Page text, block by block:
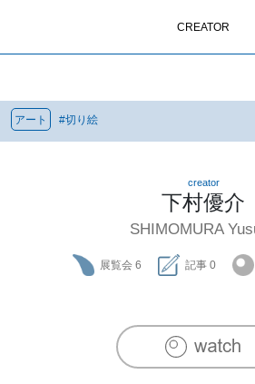
CREATOR
アート #切り絵
creator
下村優介
SHIMOMURA
展覧会 6 記事 0